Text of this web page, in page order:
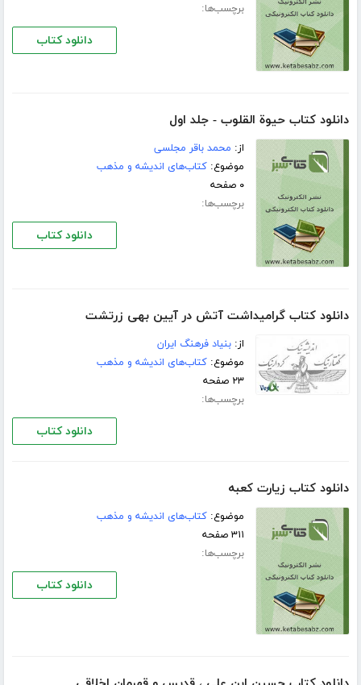
برچسب‌ها:
دانلود کتاب
دانلود کتاب حیوة القلوب - جلد اول
از: محمد باقر مجلسی
موضوع:کتاب‌های اندیشه و مذهب
۰ صفحه
برچسب‌ها:
دانلود کتاب
دانلود کتاب گرامیداشت آتش در آیین بهی زرتشت
از:بنیاد فرهنگ ایران
موضوع:کتاب‌های اندیشه و مذهب
۲۳ صفحه
برچسب‌ها:
دانلود کتاب
دانلود کتاب زیارت کعبه
موضوع:کتاب‌های اندیشه و مذهب
۳۱۱ صفحه
برچسب‌ها:
دانلود کتاب